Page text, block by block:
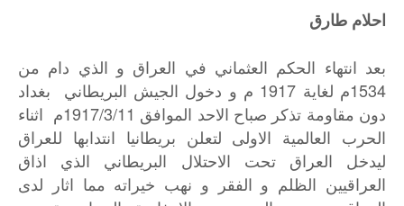
احلام طارق
بعد انتهاء الحكم العثماني في العراق و الذي دام من
1534م لغاية 1917 م و دخول الجيش البريطاني بغداد
دون مقاومة تذكر صباح الاحد الموافق 1917/3/11م اثناء
الحرب العالمية الاولى لتعلن بريطانيا انتدابها للعراق
ليدخل العراق تحت الاحتلال البريطاني الذي اذاق
العراقيين الظلم و الفقر و نهب خيراته مما اثار لدى